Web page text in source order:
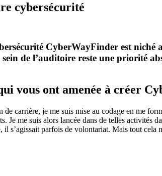
cybersécurité
CyberWayFinder est niché
de l’auditoire reste une priorité
vous ont amenée à créer
carrière, je me suis mise au codage en me
Je me suis alors lancée dans de telles
il s’agissait parfois de volontariat. Mais tout